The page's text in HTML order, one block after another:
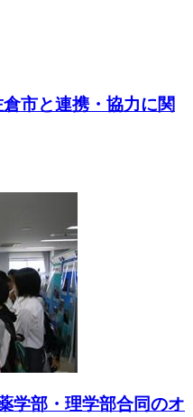
市と連携・協力に関
学部・理学部合同のオ